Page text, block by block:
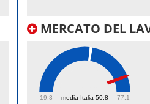
MERCATO DEL
media Italia 50.8
19.3 77.1